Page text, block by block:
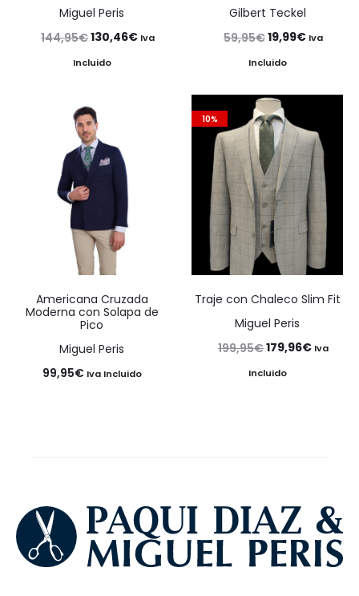
Miguel Peris
144,95€El
precio
era:
144,95€.
130,46€ElIva
Incluido
Gilbert Teckel
59,95€El
precio
era:
59,95€.
19,99€El
19,99€.
Iva
Incluido
Americana Cruzada
Moderna con Solapa de
Pico
Miguel Peris
99,95€ Iva Incluido
10%
Traje con Chaleco Slim Fit
Miguel Peris
199,95€El
precio
179,96€ElIva
Incluido